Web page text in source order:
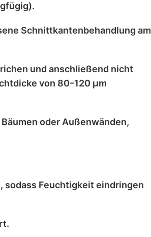
Schnittkantenbehandlung am
und anschließend nicht
von 80–120 μm
oder Außenwänden,
, sodass Feuchtigkeit eindringen